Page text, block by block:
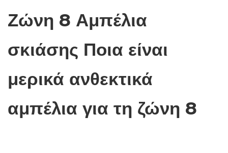
Ζώνη 8 Αμπέλια
σκιάσης Ποια είναι
μερικά ανθεκτικά
αμπέλια για τη ζώνη 8